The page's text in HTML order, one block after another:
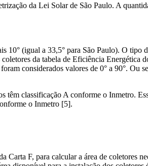
da Lei Solar de São Paulo. A
(igual a 33,5° para São Paulo). O tipo
da tabela de Eficiência Energética
considerados valores de 0° a 90°. Ou
classificação A conforme o Inmetro.
o Inmetro [5].
F, para calcular a área de coletores